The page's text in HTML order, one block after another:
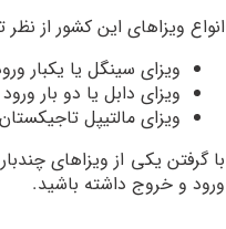
انواع ویزاهای این کشور از نظر تعداد ورود
ویزای سینگل یا یکبار
ویزای دابل یا دو بار
ویزای مالتیپل
با گرفتن یکی از ویزاهای
ورود و خروج داشته باشید.